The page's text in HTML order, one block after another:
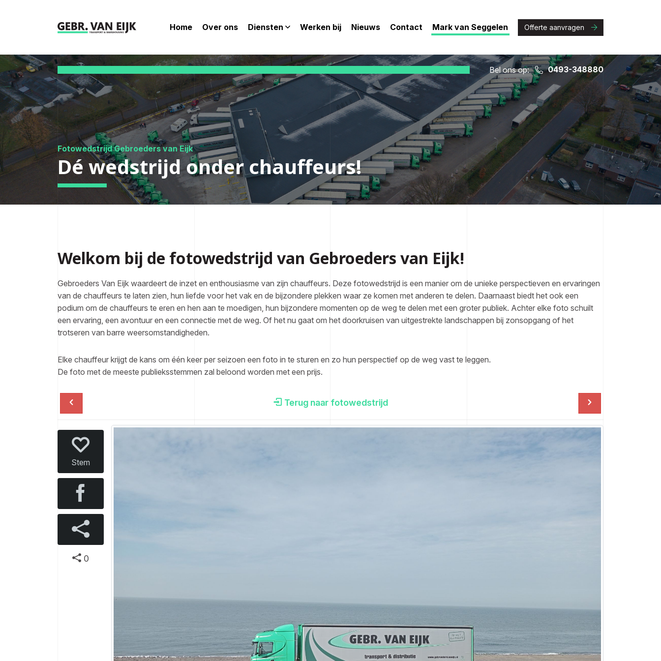
Home Over ons Diensten Werken bij Nieuws Contact Mark van Seggelen Offerte aanvragen
Bel ons op: 0493-348880
Fotowedstrijd Gebroeders van Eijk
Dé wedstrijd onder chauffeurs!
Welkom bij de fotowedstrijd van Gebroeders van Eijk!
Gebroeders Van Eijk waardeert de inzet en enthousiasme van zijn chauffeurs. Deze fotowedstrijd is een manier om de unieke perspectieven en ervaringen
van de chauffeurs te laten zien, hun liefde voor het vak en de bijzondere plekken waar ze komen met anderen te delen. Daarnaast biedt het ook een
podium om de chauffeurs te eren en hen aan te moedigen, hun bijzondere momenten op de weg te delen met een groter publiek. Achter elke foto schuilt
een ervaring, een avontuur en een connectie met de weg. Of het nu gaat om het doorkruisen van uitgestrekte landschappen bij zonsopgang of het
trotseren van barre weersomstandigheden.
Elke chauffeur krijgt de kans om één keer per seizoen een foto in te sturen en zo hun perspectief op de weg vast te leggen.
De foto met de meeste publieksstemmen zal beloond worden met een prijs.
Terug naar fotowedstrijd
Stem
0